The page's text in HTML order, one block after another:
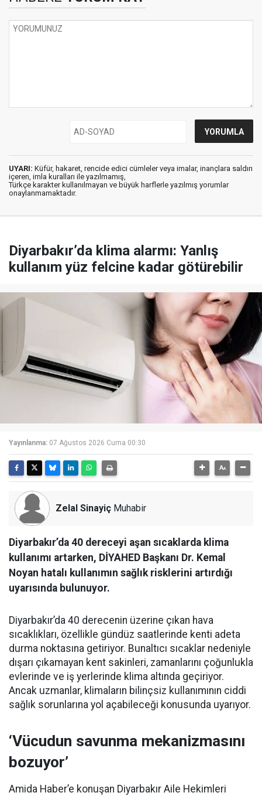
UYARI: Küfür, hakaret, rencide edici cümleler veya imalar, inançlara saldırı
içeren, imla kuralları ile yazılmamış,
Türkçe karakter kullanılmayan ve büyük harflerle yazılmış yorumlar
onaylanmamaktadır.
Diyarbakır’da klima alarmı: Yanlış
kullanım yüz felcine kadar götürebilir
Yayınlanma: 07 Ağustos 2026 Cuma 00:30
Zelal Sinayiç Muhabir
Diyarbakır’da 40 dereceyi aşan sıcaklarda klima
kullanımı artarken, DİYAHED Başkanı Dr. Kemal
Noyan hatalı kullanımın sağlık risklerini artırdığı
uyarısında bulunuyor.
Diyarbakır’da 40 derecenin üzerine çıkan hava
sıcaklıkları, özellikle gündüz saatlerinde kenti adeta
durma noktasına getiriyor. Bunaltıcı sıcaklar nedeniyle
dışarı çıkamayan kent sakinleri, zamanlarını çoğunlukla
evlerinde ve iş yerlerinde klima altında geçiriyor.
Ancak uzmanlar, klimaların bilinçsiz kullanımının ciddi
sağlık sorunlarına yol açabileceği konusunda uyarıyor.
‘Vücudun savunma mekanizmasını
bozuyor’
Amida Haber’e konuşan Diyarbakır Aile Hekimleri